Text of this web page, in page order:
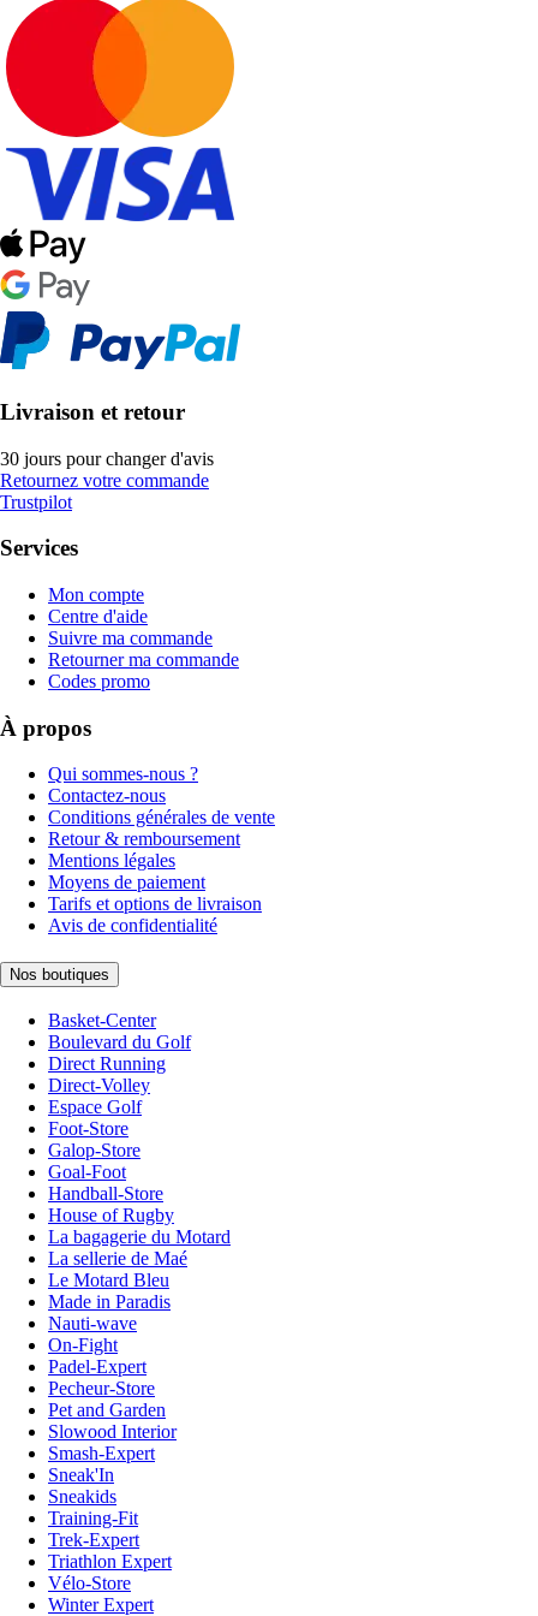
Livraison et retour
30 jours pour changer d'avis
Retournez votre commande
Trustpilot
Services
Mon compte
Centre d'aide
Suivre ma commande
Retourner ma commande
Codes promo
À propos
Qui sommes-nous ?
Contactez-nous
Conditions générales de vente
Retour & remboursement
Mentions légales
Moyens de paiement
Tarifs et options de livraison
Avis de confidentialité
Nos boutiques
Basket-Center
Boulevard du Golf
Direct Running
Direct-Volley
Espace Golf
Foot-Store
Galop-Store
Goal-Foot
Handball-Store
House of Rugby
La bagagerie du Motard
La sellerie de Maé
Le Motard Bleu
Made in Paradis
Nauti-wave
On-Fight
Padel-Expert
Pecheur-Store
Pet and Garden
Slowood Interior
Smash-Expert
Sneak'In
Sneakids
Training-Fit
Trek-Expert
Triathlon Expert
Vélo-Store
Winter Expert